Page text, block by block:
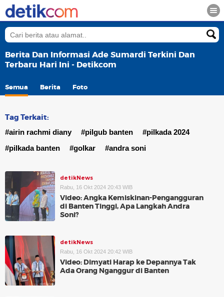
Berita Dan Informasi Ade Sumardi Terkini Dan
Terbaru Hari Ini - Detikcom
Semua Berita Foto
Tag Terkait:
#airin rachmi diany #pilgub banten
#pilkada 2024
#pilkada banten
#golkar #andra soni
detikNews
Rabu, 16 Okt 2024 20:43 WIB
Video: Angka Kemiskinan-Pengangguran
di Banten Tinggi, Apa Langkah Andra
Soni?
detikNews
Rabu, 16 Okt 2024 20:42 WIB
Video: Dimyati Harap ke Depannya Tak
Ada Orang Nganggur di Banten